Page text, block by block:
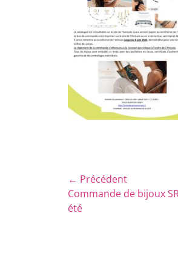
Navigation
de
← Précédent
Article
précédent :
Commande de bijoux
été